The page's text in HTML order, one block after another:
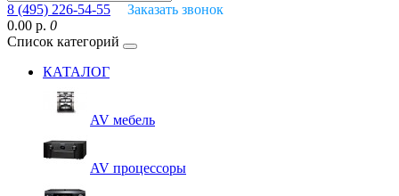
8 (495) 226-54-55
Заказать звонок
0.00 р. 0
Список категорий
КАТАЛОГ
AV мебель
AV процессоры